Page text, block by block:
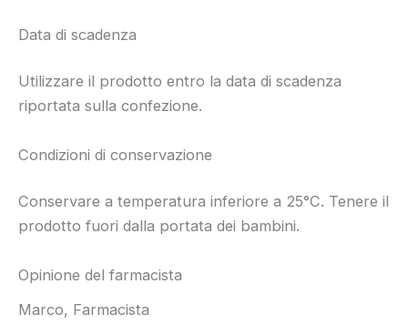
Data di scadenza
Utilizzare il prodotto entro la data di scadenza
riportata sulla confezione.
Condizioni di conservazione
Conservare a temperatura inferiore a 25°C. Tenere il
prodotto fuori dalla portata dei bambini.
Opinione del farmacista
Marco, Farmacista